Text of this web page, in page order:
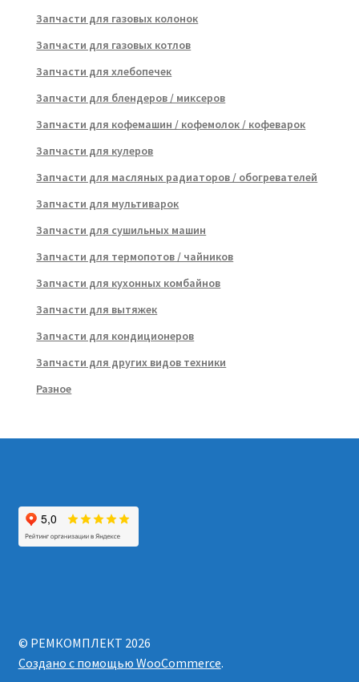
Запчасти для газовых колонок
Запчасти для газовых котлов
Запчасти для хлебопечек
Запчасти для блендеров / миксеров
Запчасти для кофемашин / кофемолок / кофеварок
Запчасти для кулеров
Запчасти для масляных радиаторов / обогревателей
Запчасти для мультиварок
Запчасти для сушильных машин
Запчасти для термопотов / чайников
Запчасти для кухонных комбайнов
Запчасти для вытяжек
Запчасти для кондиционеров
Запчасти для других видов техники
Разное
© РЕМКОМПЛЕКТ 2026
Создано с помощью WooCommerce.